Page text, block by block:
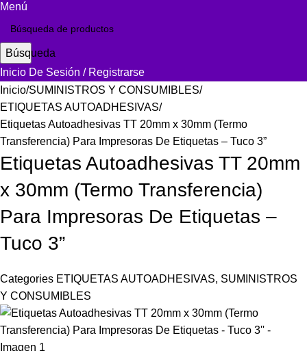
Menú
Búsqueda
Inicio De Sesión / Registrarse
Inicio SUMINISTROS Y CONSUMIBLES
ETIQUETAS AUTOADHESIVAS
Etiquetas Autoadhesivas TT 20mm x 30mm (Termo
Transferencia) Para Impresoras De Etiquetas – Tuco 3”
Etiquetas Autoadhesivas TT 20mm
x 30mm (Termo Transferencia)
Para Impresoras De Etiquetas –
Tuco 3”
Categories ETIQUETAS AUTOADHESIVAS, SUMINISTROS
Y CONSUMIBLES